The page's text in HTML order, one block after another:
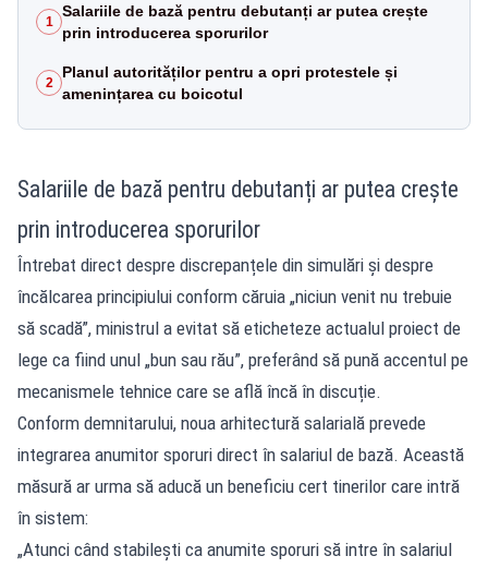
1
Salariile de bază pentru debutanți ar putea crește
prin introducerea sporurilor
2
Planul autorităților pentru a opri protestele și
amenințarea cu boicotul
Salariile de bază pentru debutanți ar putea crește
prin introducerea sporurilor
Întrebat direct despre discrepanțele din simulări și despre
încălcarea principiului conform căruia „niciun venit nu trebuie
să scadă”, ministrul a evitat să eticheteze actualul proiect de
lege ca fiind unul „bun sau rău”, preferând să pună accentul pe
mecanismele tehnice care se află încă în discuție.
Conform demnitarului, noua arhitectură salarială prevede
integrarea anumitor sporuri direct în salariul de bază. Această
măsură ar urma să aducă un beneficiu cert tinerilor care intră
în sistem:
„Atunci când stabilești ca anumite sporuri să intre în salariul